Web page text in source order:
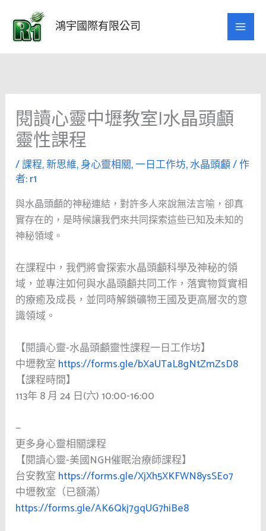
要
鴻宇國際有限公司
閱讀心靈中壢教室|水晶頭顱
靈性課程
/課程,新思維,身心靈相關,一日工作坊,水晶頭顱/ 作
者:r1
與水晶頭顱的神秘連結，對許多人來說無法言喻，卻真
實存在的，是時候讓我們來共同探索這些已知及未知的
神秘領域。
在課程中，我們將會探索水晶頭顱科學及神秘的領
域，並專注如何與水晶頭顱共同工作，落實物質實相
的療癒及成長，並同時解鎖礦物王國及更高層次的意
識領域。
【閱讀心靈-水晶頭顱靈性課程一日工作坊】
中壢教室 https://forms.gle/bXaUTaL8gNtZmZsD8
【課程時間】
113年 8 月 24 日(六) 10:00-16:00
—
更多身心靈相關課程
【閱讀心靈-美國NGH催眠治療師課程】
台安教室 https://forms.gle/XjXh5XKFWN8ysSEo7
中壢教室（已額滿）
https://forms.gle/AK6Qkj7gqUG7hiBe8